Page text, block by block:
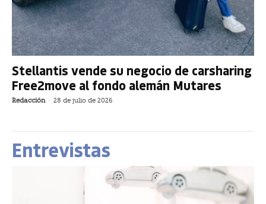
Stellantis vende su negocio de carsharing
Free2move al fondo alemán Mutares
Redacción - 28 de julio de 2026
Entrevistas